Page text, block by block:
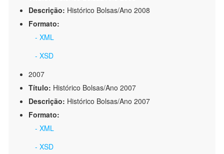
Descrição: Histórico Bolsas/Ano 2008
Formato:
- XML
- XSD
2007
Título: Histórico Bolsas/Ano 2007
Descrição: Histórico Bolsas/Ano 2007
Formato:
- XML
- XSD